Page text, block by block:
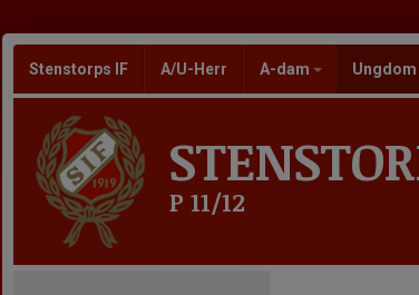
Stenstorps IF A/U-Herr A-dam Ungdom
P 11/12